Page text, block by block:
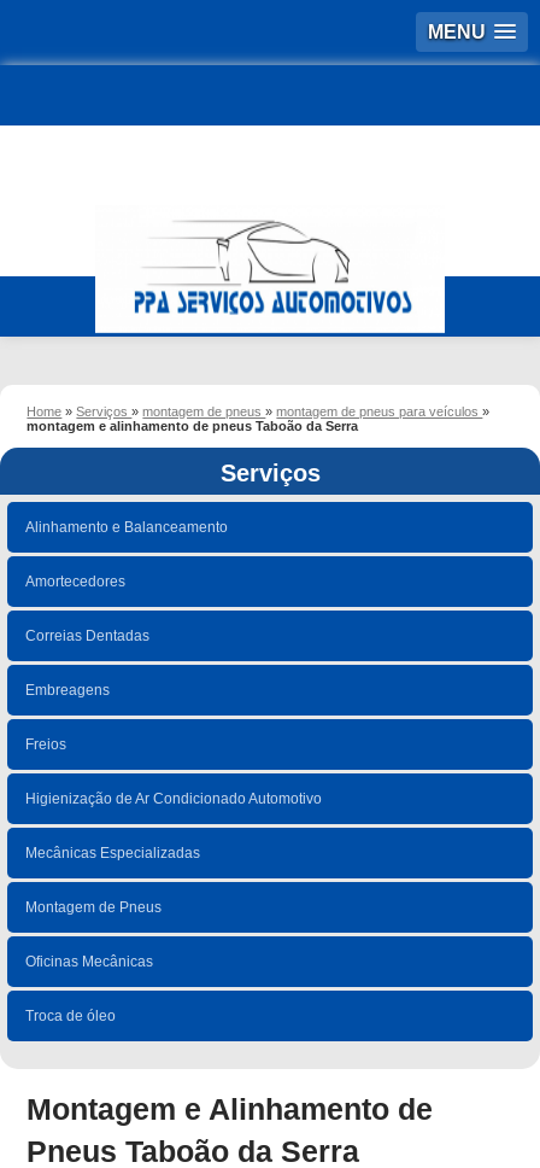
MENU
Home »Serviços»montagem de pneus»montagem de pneus para veículos»
montagem e alinhamento de pneus Taboão da Serra
Serviços
Alinhamento e Balanceamento
Amortecedores
Correias Dentadas
Embreagens
Freios
Higienização de Ar Condicionado Automotivo
Mecânicas Especializadas
Montagem de Pneus
Oficinas Mecânicas
Troca de óleo
Montagem e Alinhamento de
Pneus Taboão da Serra